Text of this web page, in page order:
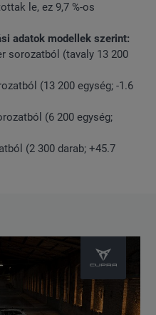
le, ez 9,7 %-os
adatok modellek szerint:
sorozatból (tavaly 13 200
(13 200 egység; -1.6
(6 200 egység;
(2 300 darab; +45.7